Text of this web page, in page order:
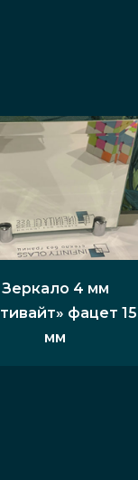
Зеркало 4 мм
фацет 15
мм